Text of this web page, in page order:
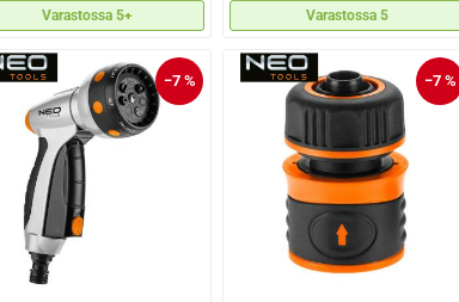
Varastossa 5+ Varastossa 5
−7 % −7 %